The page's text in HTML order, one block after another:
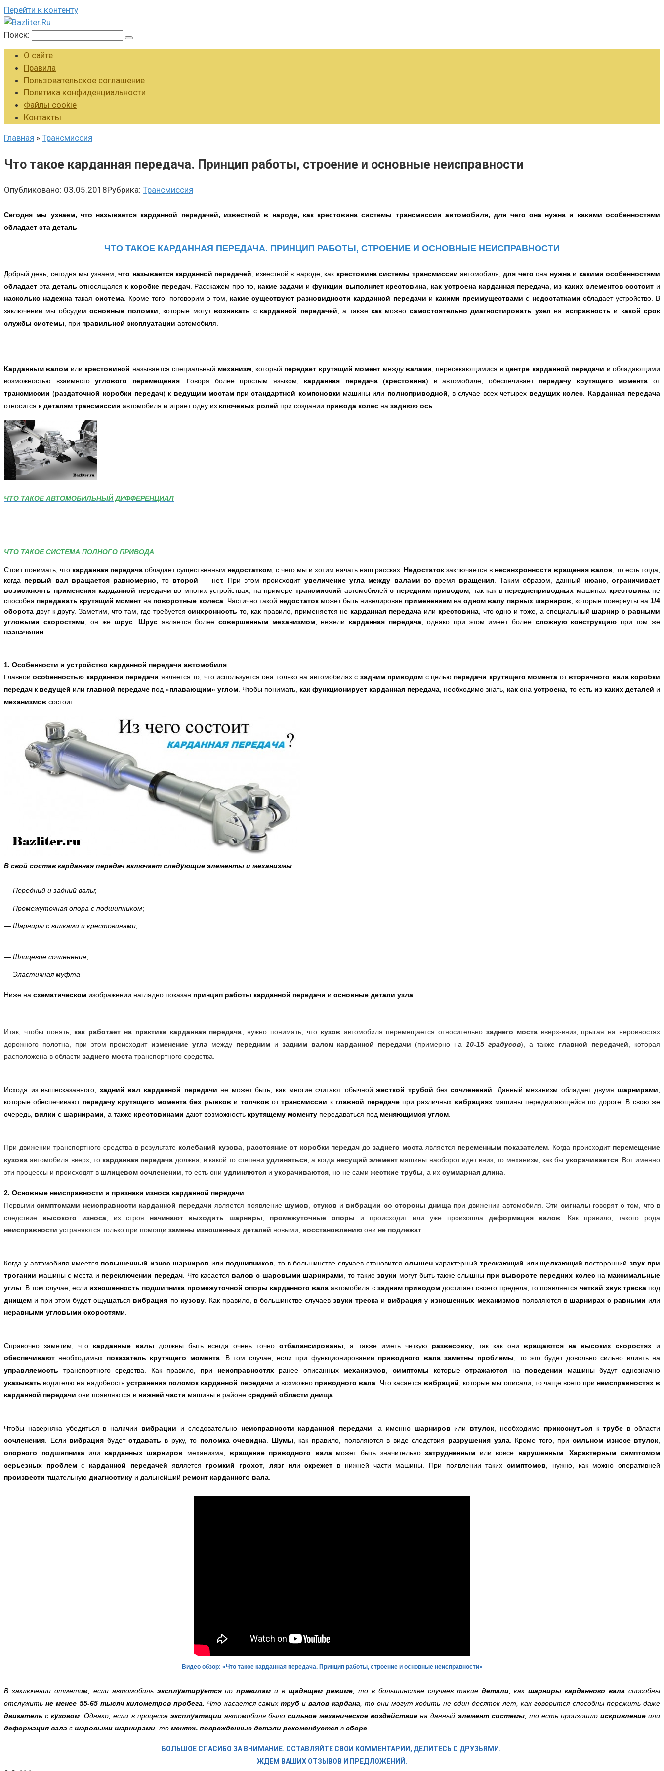
Перейти к контенту
Поиск:
О сайте
Правила
Пользовательское соглашение
Политика конфиденциальности
Файлы cookie
Контакты
Главная » Трансмиссия
Что такое карданная передача. Принцип работы, строение и основные неисправности
Опубликовано: 03.05.2018Рубрика: Трансмиссия
Сегодня мы узнаем, что называется карданной передачей, известной в народе, как крестовина системы трансмиссии автомобиля, для чего она нужна и какими особенностями
обладает эта деталь
ЧТО ТАКОЕ КАРДАННАЯ ПЕРЕДАЧА. ПРИНЦИП РАБОТЫ, СТРОЕНИЕ И ОСНОВНЫЕ НЕИСПРАВНОСТИ
Добрый день, сегодня мы узнаем,что называется карданной передачей, известной в народе, как крестовина системы трансмиссии автомобиля,для чего она нужна и какими особенностями
обладает эта детальотносящаяся к коробке передач. Расскажем про то, какие задачи и функции выполняет крестовина, как устроена карданная передача, из каких элементов состоит и
насколько надежна такая система. Кроме того, поговорим о том, какие существуют разновидности карданной передачи и какими преимуществами с недостатками обладает устройство. В
заключении мы обсудимосновные поломки, которые могут возникать с карданной передачей, а также как можно самостоятельно диагностировать узел на исправность и какой срок
службы системы, при правильной эксплуатации автомобиля.
Карданным валом или крестовиной называется специальный механизм, который передает крутящий момент между валами, пересекающимися в центре карданной передачи и обладающими
возможностью взаимногоуглового перемещения. Говоря более простым языком, карданная передача(крестовина) в автомобиле, обеспечивает передачу крутящего момента от
трансмиссии(раздаточной коробки передач) к ведущим мостампристандартной компоновки машины или полноприводной, в случае всех четырех ведущих колес. Карданная передача
относится к деталям трансмиссии автомобиля и играет одну из ключевых ролей при создании привода колес на заднюю ось.
ЧТО ТАКОЕ АВТОМОБИЛЬНЫЙ ДИФФЕРЕНЦИАЛ
ЧТО ТАКОЕ СИСТЕМА ПОЛНОГО ПРИВОДА
Стоит понимать, что карданная передача обладает существенным недостатком , с чего мы и хотим начать наш рассказ. Недостаток заключается в несинхронности вращения валов , то есть тогда,
когда первый вал вращается равномерно, то второй— нет. При этом происходит увеличение угла между валами во время вращения. Таким образом, данный нюанс,
ограничивает
возможность применения карданной передачи во многих устройствах, на примере трансмиссий автомобилейс передним приводом , так как в переднеприводных машинах крестовина не
способна передавать крутящий момент на поворотные колеса. Частично такой недостаток может быть нивелирован применением наодном валу парных шарниров , которые повернуты на 1/4
оборота друг к другу. Заметим, что там, где требуетсясинхронностьто, как правило, применяется не карданная передача или крестовина, что одно и тоже, а специальный шарнир с равными
угловыми скоростями , он же шрус. Шрус является болеесовершенным механизмом, нежели карданная передача, однако при этом имеет более сложную конструкцию при том же
назначении
1. Особенности и устройство карданной передачи автомобиля
Главнойособенностью карданной передачи является то, что используется она только на автомобилях с задним приводом с целью передачи крутящего момента от вторичного вала коробки
передач к ведущей или главной передаче под «плавающим» углом . Чтобы понимать, как функционирует карданная передача , необходимо знать, как она устроена , то есть из каких деталей и
механизмов состоит.
В свой состав карданная передач включает следующие элементы и механизмы:
— Передний и задний валы;
— Промежуточная опора с подшипником;
— Шарниры с вилками и крестовинами;
— Шлицевое сочленение;
— Эластичная муфта
Ниже на схематическом изображении наглядно показан принцип работы карданной передачи и основные детали узла
Итак, чтобы понять, как работает на практике карданная передача , нужно понимать, что кузов автомобиля перемещается относительно заднего моставверх-вниз, прыгая на неровностях
дорожного полотна, при этом происходитизменение угла между передним и задним валом карданной передачи (примерно на 10-15 градусов), а также главной передачей , которая
расположена в области заднего моста транспортного средства.
Исходя из вышесказанного, задний вал карданной передачи не может быть, как многие считают обычнойжесткой трубой безсочленений . Данный механизм обладает двумя шарнирами
которые обеспечивают передачу крутящего момента без рывков и толчков оттрансмиссии к главной передачепри различных вибрациях машины передвигающейся по дороге. В свою же
очередь, вилки с шарнирами , а также крестовинами дают возможность крутящему моменту передаваться под меняющимся углом
При движении транспортного средства в результате колебаний кузова, расстояние от коробки передач дозаднего моста является переменным показателем . Когда происходит перемещение
кузова автомобиля вверх, то карданная передача должна, в какой то степени удлиняться, а когда несущий элемент машины наоборот идет вниз, то механизм, как бы укорачивается. Вот именно
эти процессы и происходят в шлицевом сочленении , то есть они удлиняются и укорачиваются , но не сами жесткие трубы , а их суммарная длина
2. Основные неисправности и признаки износа карданной передачи
Первымисимптомами неисправности карданной передачи является появление шумов стуков и вибрации со стороны днищапри движении автомобиля. Эти сигналы говорят о том, что в
следствие высокого износа, из строя начинают выходить шарниры промежуточные опоры и происходит или уже произошла деформация валов . Как правило, такого рода
неисправности устраняются только при помощи замены изношенных деталей новыми, восстановлению они не подлежат
Когда у автомобиля имеется повышенный износ шарниров или подшипников , то в большинстве случаев становитсяслышен характерный трескающий или щелкающий постороннийзвук при
трогании машины с места и переключении передач . Что касается валов с шаровыми шарнирами , то такиезвуки могут быть также слышны при вывороте передних колес на максимальные
углы . В том случае, если изношенность подшипника промежуточной опоры карданного валаавтомобиля с задним приводом достигает своего предела, то появляетсячеткий звук трескапод
днищем и при этом будет ощущаться вибрация по кузову. Как правило, в большинстве случаевзвуки треска и вибрация у изношенных механизмов появляются в шарнирах с равными или
неравными угловыми скоростями
Справочно заметим, что карданные валы должны быть всегда очень точноотбалансированы , а также иметь четкую развесовку, так как они вращаются на высоких скоростях и
обеспечивают необходимых показатель крутящего момента. В том случае, если при функционировании приводного вала заметны проблемы , то это будет довольно сильно влиять на
управляемость транспортного средства. Как правило, при неисправностях ранее описанных механизмов симптомы которыеотражаются на поведении машины будут однозначно
указывать водителю на надобность устранения поломок карданной передачи и возможно приводного вала . Что касается вибраций , которые мы описали, то чаще всего при неисправностях в
карданной передачи они появляются в нижней части машины в районе средней области днища
Чтобы наверняка убедиться в наличии вибрации и следовательно неисправности карданной передачи , а именно шарниров или втулок , необходимо прикоснуться ктрубе в области
сочленения . Если вибрация будетотдавать в руку, то поломка очевидна Шумы , как правило, появляются в виде следствия разрушения узла. Кроме того, при сильном износе втулок
опорного подшипникаили карданных шарниров механизма, вращение приводного вала может быть значительнозатрудненным или вовсе нарушенным.Характерным симптомом
серьезных проблемс карданной передачей является громкий грохот лязг илискрежет в нижней части машины. При появлении такихсимптомов , нужно, как можно оперативней
произвести тщательную диагностику и дальнейший ремонт карданного вала
Видео обзор: «Что такое карданная передача. Принцип работы, строение и основные неисправности»
В заключении отметим, если автомобиль эксплуатируетсяпоправилами вщадящем режиме , то в большинстве случаев такие детали, какшарниры карданного вала способны
отслужитьне менее 55-65 тысяч километров пробега . Что касается самих трубивалов кардана , то они могут ходить не один десяток лет, как говорится способны пережить даже
двигательскузовом . Однако, если в процессе эксплуатации автомобиля былосильное механическое воздействие на данный элемент системы, то есть произошлоискривлениеили
деформация вала с шаровыми шарнирами , то менять поврежденные детали рекомендуется в сборе
БОЛЬШОЕ СПАСИБО ЗА ВНИМАНИЕ. ОСТАВЛЯЙТЕ СВОИ КОММЕНТАРИИ, ДЕЛИТЕСЬ С ДРУЗЬЯМИ.
ЖДЕМ ВАШИХ ОТЗЫВОВ И ПРЕДЛОЖЕНИЙ.